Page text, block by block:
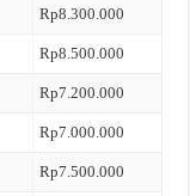
Rp8.300.000
Rp8.500.000
Rp7.200.000
Rp7.000.000
Rp7.500.000